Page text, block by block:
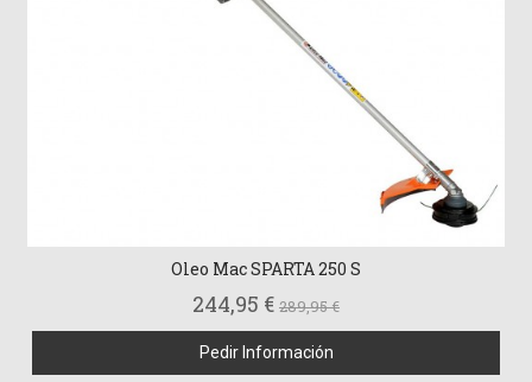
Oleo Mac SPARTA 250 S
244,95 € 289,95 €
Pedir Información